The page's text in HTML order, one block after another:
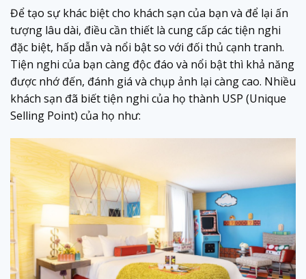
Để tạo sự khác biệt cho khách sạn của bạn và để lại ấn
tượng lâu dài, điều cần thiết là cung cấp các tiện nghi
đặc biệt, hấp dẫn và nổi bật so với đối thủ cạnh tranh.
Tiện nghi của bạn càng độc đáo và nổi bật thì khả năng
được nhớ đến, đánh giá và chụp ảnh lại càng cao. Nhiều
khách sạn đã biết tiện nghi của họ thành USP (Unique
Selling Point) của họ như: